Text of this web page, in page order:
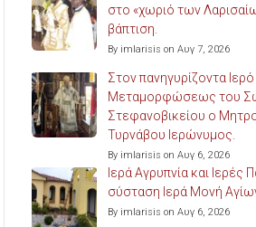
στο «χωριό των
βάπτιση.
By imlarisis on Αυγ 7, 2026
Στον πανηγυρίζοντα
Μεταμορφώσεως του
Στεφανοβικείου ο
Τυρνάβου Ιερώνυμος.
By imlarisis on Αυγ 6, 2026
Ιερά Αγρυπνία και
σύσταση Ιερά Μονή
By imlarisis on Αυγ 6, 2026